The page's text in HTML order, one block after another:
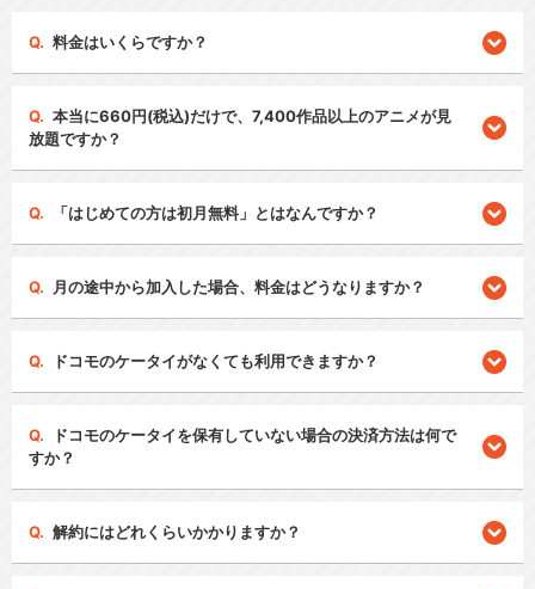
料金はいくらですか？
本当に660円(税込)だけで、7,400作品以上のアニメが見
放題ですか？
「はじめての方は初月無料」とはなんですか？
月の途中から加入した場合、料金はどうなりますか？
ドコモのケータイがなくても利用できますか？
ドコモのケータイを保有していない場合の決済方法は何で
すか？
解約にはどれくらいかかりますか？